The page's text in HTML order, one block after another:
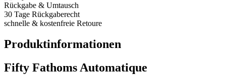
Rückgabe & Umtausch
30 Tage Rückgaberecht
schnelle & kostenfreie Retoure
Produktinformationen
Fifty Fathoms Automatique